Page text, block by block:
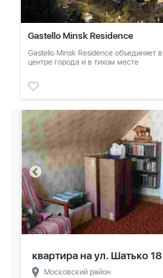
Gastello Minsk Residence
Gastello Minsk Residence объединяет
центре города и в тихом месте
квартира на ул. Шатько
Московский район